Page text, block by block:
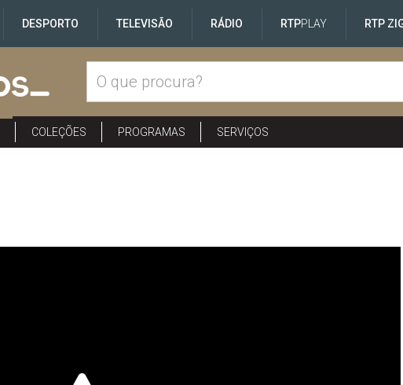
DESPORTO TELEVISÃO RÁDIO RTPPLAY RTP
COLEÇÕES PROGRAMAS SERVIÇOS